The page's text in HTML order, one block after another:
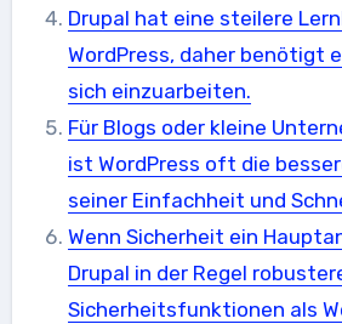
Drupal hat eine steilere
WordPress, daher benötigt
sich einzuarbeiten.
Für Blogs oder kleine
ist WordPress oft die
seiner Einfachheit und
Wenn Sicherheit ein
Drupal in der Regel
Sicherheitsfunktionen als